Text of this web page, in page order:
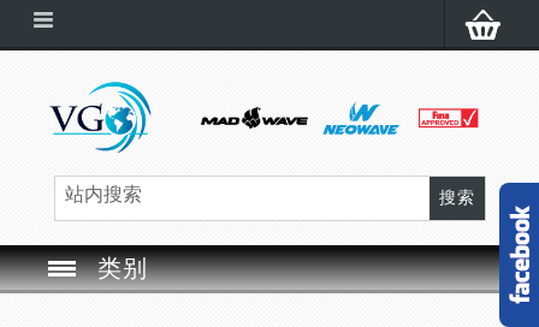
类别